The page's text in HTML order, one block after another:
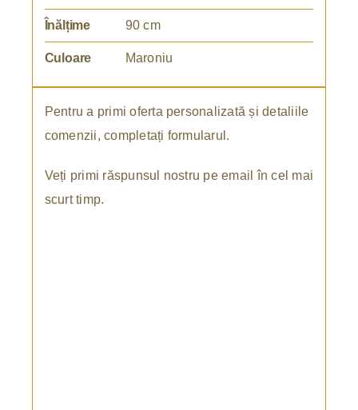
Înălțime 90 cm
Culoare Maroniu
Pentru a primi oferta personalizată și detaliile
comenzii, completați formularul.
Veți primi răspunsul nostru pe email în cel mai
scurt timp.